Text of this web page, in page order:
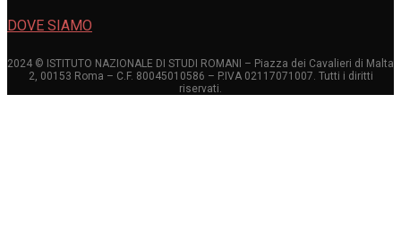
DOVE SIAMO
2024 © ISTITUTO NAZIONALE DI STUDI ROMANI – Piazza dei Cavalieri di Malta
2, 00153 Roma – C.F. 80045010586 – P.IVA 02117071007. Tutti i diritti
riservati.